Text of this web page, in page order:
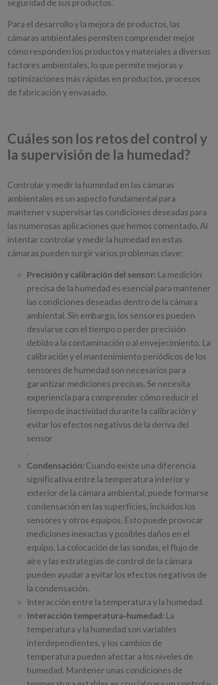
seguridad de sus productos.
Para el desarrollo y la mejora de productos, las
cámaras ambientales permiten comprender mejor
cómo responden los productos y materiales a diversos
factores ambientales, lo que permite mejoras y
optimizaciones más rápidas en productos, procesos
de fabricación y envasado.
Cuáles son los retos del control y
la supervisión de la humedad?
Controlar y medir la humedad en las cámaras
ambientales es un aspecto fundamental para
mantener y supervisar las condiciones deseadas para
las numerosas aplicaciones que hemos comentado. Al
intentar controlar y medir la humedad en estas
cámaras pueden surgir varios problemas clave:
Precisión y calibración del sensor: La medición
precisa de la humedad es esencial para mantener
las condiciones deseadas dentro de la cámara
ambiental. Sin embargo, los sensores pueden
desviarse con el tiempo o perder precisión
debido a la contaminación o al envejecimiento. La
calibración y el mantenimiento periódicos de los
sensores de humedad son necesarios para
garantizar mediciones precisas. Se necesita
experiencia para comprender cómo reducir el
tiempo de inactividad durante la calibración y
evitar los efectos negativos de la deriva del
sensor
.
Condensación: Cuando existe una diferencia
significativa entre la temperatura interior y
exterior de la cámara ambiental, puede formarse
condensación en las superficies, incluidos los
sensores y otros equipos. Esto puede provocar
mediciones inexactas y posibles daños en el
equipo. La colocación de las sondas, el flujo de
aire y las estrategias de control de la cámara
pueden ayudar a evitar los efectos negativos de
la condensación.
Interacción entre la temperatura y la humedad.
Interacción temperatura-humedad: La
temperatura y la humedad son variables
interdependientes, y los cambios de
temperatura pueden afectar a los niveles de
humedad. Mantener unas condiciones de